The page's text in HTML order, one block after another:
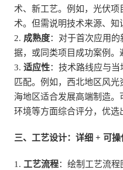
术、新工艺。例如，光伏项
术。但需说明技术来源、知
2. 成熟度：对于首次应用
据，或同类项目成功案例。
3. 适应性：技术路线应与
匹配。例如，西北地区风
海地区适合发展高端制造。
环境等方面综合评分，优选
三、工艺设计：详细 + 可
1. 工艺流程：绘制工艺流